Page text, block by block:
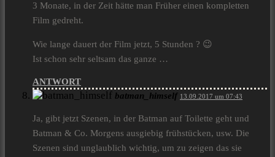
3 Monate, in der Zeit hätte man Früher einen kompletten
Film gedreht.
Wie lange dauert der Film jetzt, 5 Stunden ? 😉
Ist schon sehr seltsam das ganze …
ANTWORT
batman_himself 13.09.2017 um 07:43
Ja, gibt jetzt Szenen, in der Batman auf Toilette geht und
Batman & Co. Morgens ausgiebig frühstücken, usw. Die
Szenen sind unglaublich wichtig, um zu zeigen das sie